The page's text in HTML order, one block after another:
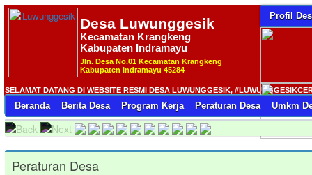
Profil
Desa Luwunggesik
Kecamatan Krangkeng
Kabupaten Indramayu
Jln. Desa No.01 Kecamatan Krangkeng
Kabupaten Indramayu 45284
SELAMAT DATANG DI WEBSITE RESMI DESA LUWUNGGESIK,
Beranda Berita Desa Program Kerja Peraturan Desa Umkm
Peraturan Desa